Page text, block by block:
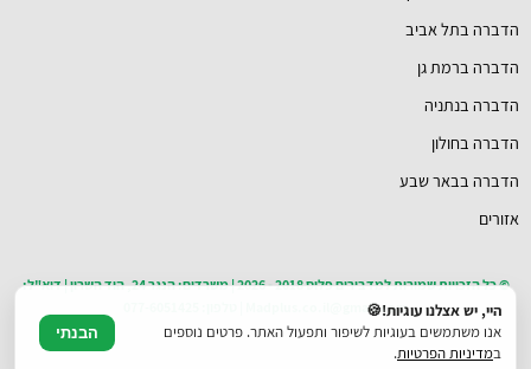
הדברה בתל אביב
הדברה ברמת גן
הדברה בנתניה
הדברה בחולון
הדברה בבאר שבע
אזורים
© כל הזכויות שמורות למדבירים פלוס 2018 - 2026 | משרדים: הנגר 24, הוד השרון | דוא"ל:
Madplus.co.il@gmail.com | טלפון: 077-6051425היי, יש אצלנו עוגיות!🍪
אנו משתמשים בעוגיות לשיפור ותפעול האתר. פרטים נוספים
במדיניות הפרטיות.
הבנתי